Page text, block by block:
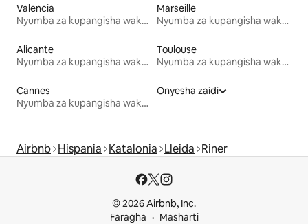
Valencia
Nyumba za kupangisha wakati wa likizo
Marseille
Nyumba za kupangisha wakati wa likizo
Alicante
Nyumba za kupangisha wakati wa likizo
Toulouse
Nyumba za kupangisha wakati wa likizo
Cannes
Nyumba za kupangisha wakati wa likizo
Onyesha zaidi
Airbnb Hispania Katalonia Lleida Riner
© 2026 Airbnb, Inc.
Faragha
Masharti